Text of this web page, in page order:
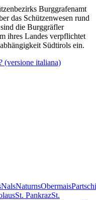
Burggrafenamt
das Schützenwesen rund
die Burggräfler
ihres Landes verpflichtet
Südtirols ein.
(versione italiana)
NalsNaturnsObermais
St. PankrazSt.